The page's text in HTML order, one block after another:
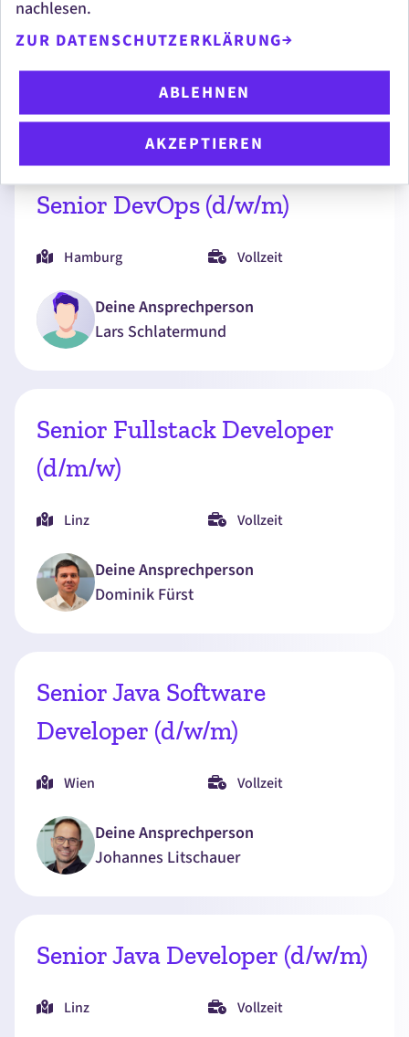
nachlesen.
ZUR DATENSCHUTZERKLÄRUNG
ABLEHNEN
AKZEPTIEREN
Berlin Vollzeit
Deine Ansprechperson
Senior DevOps (d/w/m)
Hamburg Vollzeit
Deine Ansprechperson
Lars Schlatermund
Senior Fullstack Developer
(d/m/w)
Linz Vollzeit
Deine Ansprechperson
Dominik Fürst
Senior Java Software
Developer (d/w/m)
Wien Vollzeit
Deine Ansprechperson
Johannes Litschauer
Senior Java Developer (d/w/m)
Linz Vollzeit